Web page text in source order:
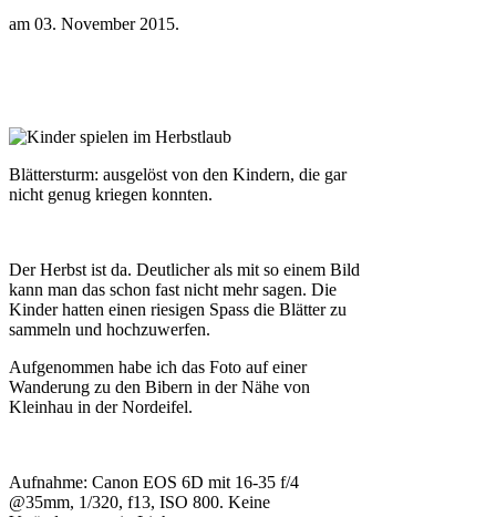
am 03. November 2015.
Blättersturm: ausgelöst von den Kindern, die gar
nicht genug kriegen konnten.
Der Herbst ist da. Deutlicher als mit so einem Bild
kann man das schon fast nicht mehr sagen. Die
Kinder hatten einen riesigen Spass die Blätter zu
sammeln und hochzuwerfen.
Aufgenommen habe ich das Foto auf einer
Wanderung zu den Bibern in der Nähe von
Kleinhau in der Nordeifel.
Aufnahme: Canon EOS 6D mit 16-35 f/4
@35mm, 1/320, f13, ISO 800. Keine